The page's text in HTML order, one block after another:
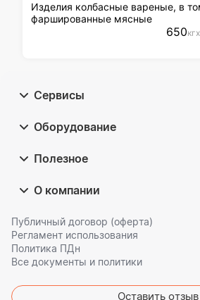
Изделия колбасные вареные, в
фаршированные мясные
650кгx
Сервисы
Оборудование
Полезное
О компании
Публичный договор (оферта)
Регламент использования
Политика ПДн
Все документы и политики
Оставить отзыв